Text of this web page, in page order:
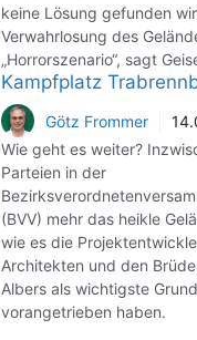
keine Lösung gefunden
Verwahrlosung des
„Horrorszenario“, sagt
Kampfplatz
Götz Frommer
Wie geht es weiter?
Parteien in der
(BVV) mehr das heikle
wie es die
Architekten und den
Albers als wichtigste
vorangetrieben haben.